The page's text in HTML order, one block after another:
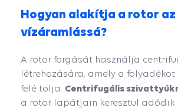
Hogyan alakítja a rotor
vízáramlássá?
A rotor forgását használja
létrehozására, amely a folyadékot
felé tolja. Centrifugális
a rotor lapátjain keresztül adódik